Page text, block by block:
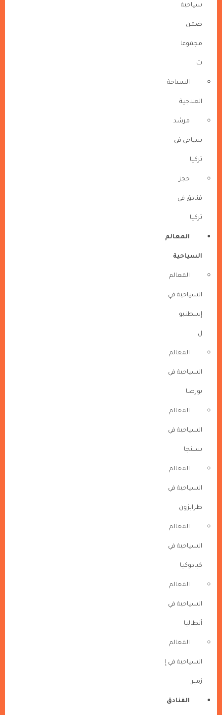
سياحية
ضمن
مجموعا
ت
السياحة
العلاجية
مرشد
سياحي في
تركيا
حجز
فنادق في
تركيا
المعالم
السياحية
المعالم
السياحية في
إسطنبو
ل
المعالم
السياحية في
بورصا
المعالم
السياحية في
سبنجا
المعالم
السياحية في
طرابزون
المعالم
السياحية في
كبادوكيا
المعالم
السياحية في
أنطاليا
المعالم
السياحية في إ
زمير
الفنادق